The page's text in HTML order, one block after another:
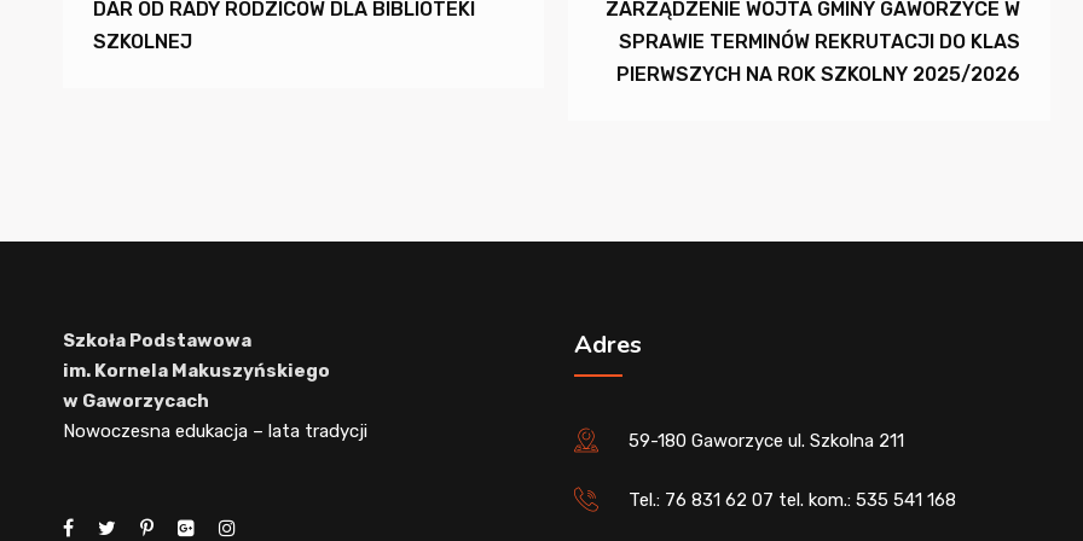
DAR OD RADY RODZICÓW DLA BIBLIOTEKI
SZKOLNEJ
ZARZĄDZENIE WÓJTA GMINY GAWORZYCE W
SPRAWIE TERMINÓW REKRUTACJI DO KLAS
PIERWSZYCH NA ROK SZKOLNY 2025/2026
Szkoła Podstawowa
im. Kornela Makuszyńskiego
w Gaworzycach
Nowoczesna edukacja – lata tradycji
Adres
59-180 Gaworzyce ul. Szkolna 211
Tel.: 76 831 62 07 tel. kom.: 535 541 168